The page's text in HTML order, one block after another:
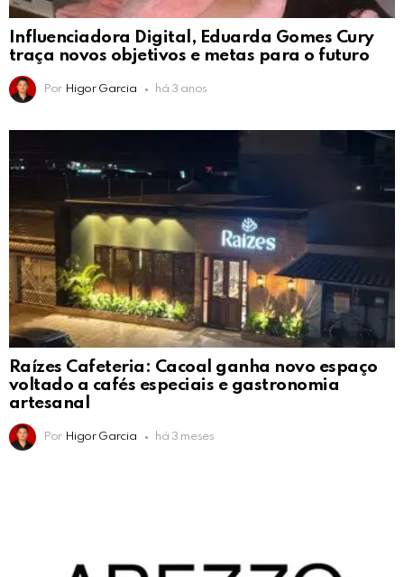
Influenciadora Digital, Eduarda Gomes Cury
traça novos objetivos e metas para o futuro
Por Higor Garcia há 3 anos
Raízes Cafeteria: Cacoal ganha novo espaço
voltado a cafés especiais e gastronomia
artesanal
Por Higor Garcia há 3 meses